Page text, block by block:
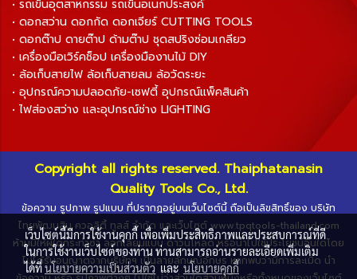
• รถเข็นอุตสาหกรรม รถเข็นอเนกประสงค์
• ดอกสว่าน ดอกกัด ดอกเจียร์ CUTTING TOOLS
• ดอกต๊าป ดายต๊าป ด้ามต๊าป ชุดสปริงซ่อมเกลียว
• เครื่องมือเวิร์คช็อป เครื่องมืองานไม้ DIY
• ล้อเก็บสายไฟ ล้อเก็บสายลม ล้อวัดระยะ
• อุปกรณ์ความปลอดภัย-เซฟตี้ อุปกรณ์แพ็คสินค้า
• ไฟส่องสว่าง และอุปกรณ์ช่าง LIGHTING
Copyright all rights reserved. Thaiphatanasin
Quality Tools Co., Ltd.
ข้อความ รูปภาพ รูปแบบ ที่ปรากฏอยู่บนเว็บไซต์นี้ ถือเป็นลิขสิทธิ์ของ บริษัท
ไทยพัฒนสิน ควอลิตี้ ทูลส์ จำกัด และเว็บไซต์ www.tpqtools-thailand.com
ห้ามมิให้ผู้ใดกระทำซ้ำ ลอกเลียนแบบ ดาวน์โหลด หรือนำไปใช้ประโยชน์อื่นใดโดย
ไม่ได้รับอนุญาตจากบริษัทฯ เป็นลายลักษณ์อักษร หากพบว่ามีการละเมิด นำ
เว็บไซต์นี้มีการใช้งานคุกกี้ เพื่อเพิ่มประสิทธิภาพและประสบการณ์ที่ดี
ในการใช้งานเว็บไซต์ของท่าน ท่านสามารถอ่านรายละเอียดเพิ่มเติม
ได้ที่นโยบายความเป็นส่วนตัวและนโยบายคุกกี้